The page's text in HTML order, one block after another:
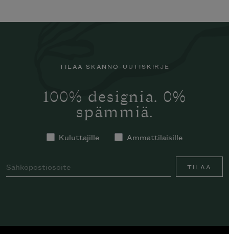
TILAA SKANNO-UUTISKIRJE
100% designia. 0%
spämmiä.
Kuluttajille Ammattilaisille
TILAA